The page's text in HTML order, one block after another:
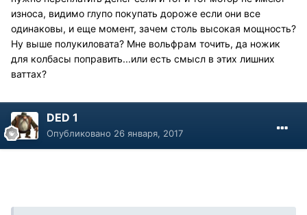
износа, видимо глупо покупать дороже если они все
одинаковы, и еще момент, зачем столь высокая мощность?
Ну выше полукиловата? Мне вольфрам точить, да ножик
для колбасы поправить...или есть смысл в этих лишних
ваттах?
DED 1
Опубликовано 26 января, 2017